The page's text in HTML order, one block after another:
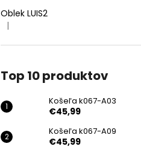
Oblek LUIS2
Hodnotenie produktu je 4 z 5
|
Top 10 produktov
Košeľa k067-A03
€45,99
Košeľa k067-A09
€45,99